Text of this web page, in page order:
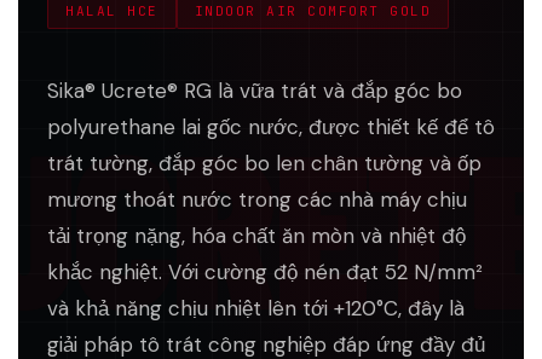
HALAL HCE INDOOR AIR COMFORT GOLD
Sika® Ucrete® RG là vữa trát và đắp góc bo
polyurethane lai gốc nước, được thiết kế để tô
trát tường, đắp góc bo len chân tường và ốp
mương thoát nước trong các nhà máy chịu
tải trọng nặng, hóa chất ăn mòn và nhiệt độ
khắc nghiệt. Với cường độ nén đạt 52 N/mm²
và khả năng chịu nhiệt lên tới +120°C, đây là
giải pháp tô trát công nghiệp đáp ứng đầy đủ